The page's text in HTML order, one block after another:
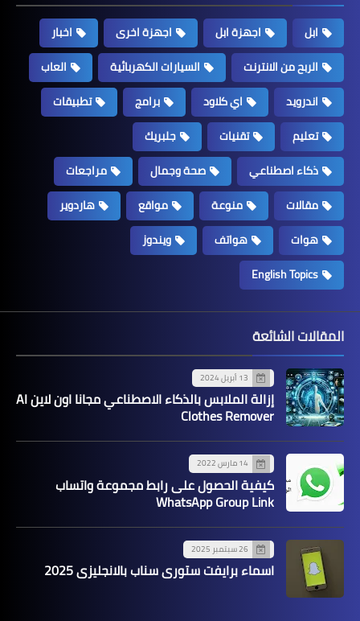
ابل اجهزة ابل اجهزة اخرى
اخبار
الربح من الانترنت
السيارات الكهربائية
العاب
اندرويد
اي كلاود برامج
تطبيقات
تعليم
تقنيات
جلبريك
ذكاء اصطناعي
صحة وجمال
مراجعات
مقالات
منوعة مواقع
هاردوير
هوات
هواتف
ويندوز
English Topics
المقالات الشائعة
13 أبريل 2024
إزالة الملابس بالذكاء الاصطناعي مجانا اون لاين AI
Clothes Remover
14 مارس 2022
كيفية الحصول على رابط مجموعة واتساب
WhatsApp Group Link
26 سبتمبر 2025
اسماء برايفت ستوري سناب بالانجليزي 2025